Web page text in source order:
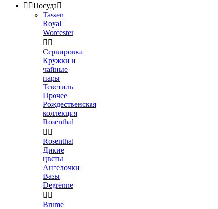
 Посуда
Tassen
Royal
Worcester
 
Сервировка
Кружки и
чайные
пары
Текстиль
Прочее
Рождественская
коллекция
Rosenthal
 
Rosenthal
Дикие
цветы
Ангелочки
Вазы
Degrenne
 
Brume